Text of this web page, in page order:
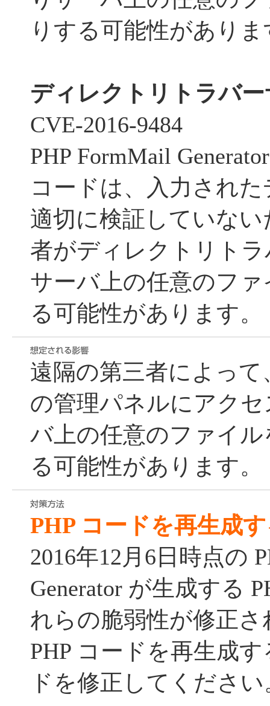
りする可能性がありま
ディレクトリトラバ
CVE-2016-9484
PHP FormMail
コードは、入力され
適切に検証していな
者がディレクトリト
サーバ上の任意のフ
る可能性があります。
遠隔の第三者によっ
の管理パネルにアク
バ上の任意のファイ
る可能性があります。
PHP コードを再生成
2016年12月6日時点の
Generator が生成する
れらの脆弱性が修正
PHP コードを再生成
ドを修正してください